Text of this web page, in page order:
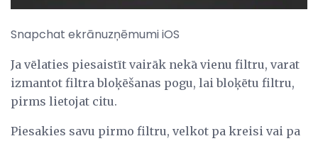
Snapchat ekrānuzņēmumi iOS
Ja vēlaties piesaistīt vairāk nekā vienu filtru, varat
izmantot filtra bloķēšanas pogu, lai bloķētu filtru,
pirms lietojat citu.
Piesakies savu pirmo filtru, velkot pa kreisi vai pa